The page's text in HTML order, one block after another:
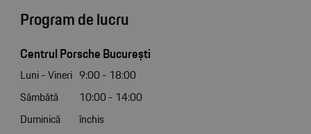
Program de lucru
Centrul Porsche București
Luni - Vineri 9:00 - 18:00
Sâmbătă
10:00 - 14:00
Duminică
închis